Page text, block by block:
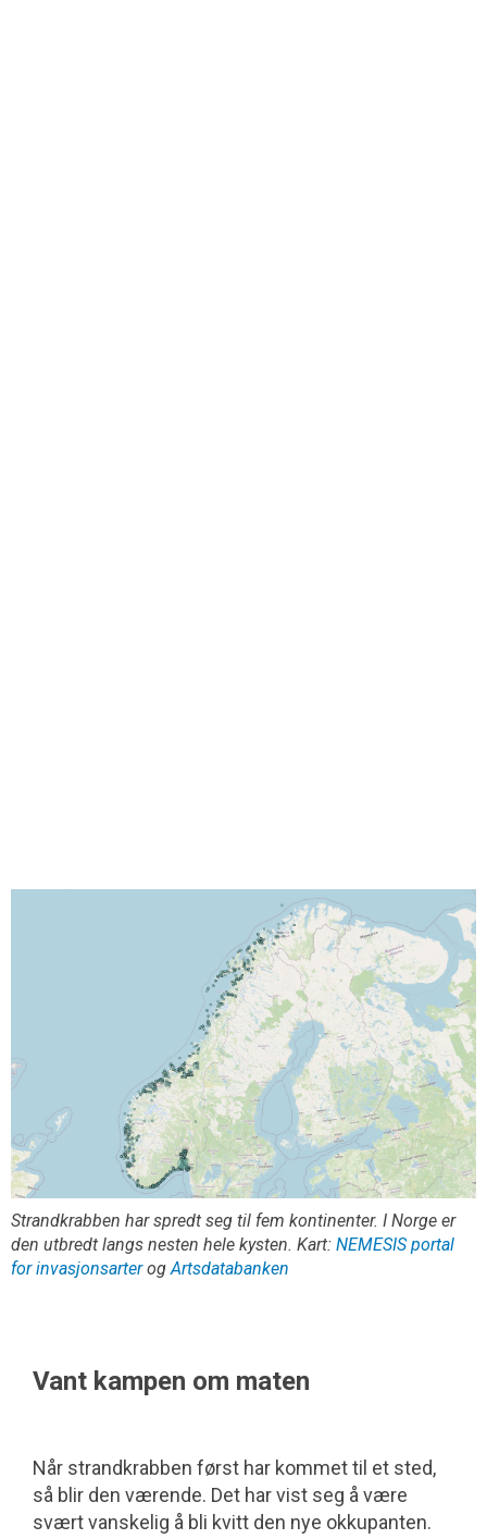
Strandkrabben har spredt seg til fem kontinenter. I Norge er
den utbredt langs nesten hele kysten. Kart: NEMESIS portal
for invasjonsarterogArtsdatabanken
Vant kampen om maten
Når strandkrabben først har kommet til et sted,
så blir den værende. Det har vist seg å være
svært vanskelig å bli kvitt den nye okkupanten.